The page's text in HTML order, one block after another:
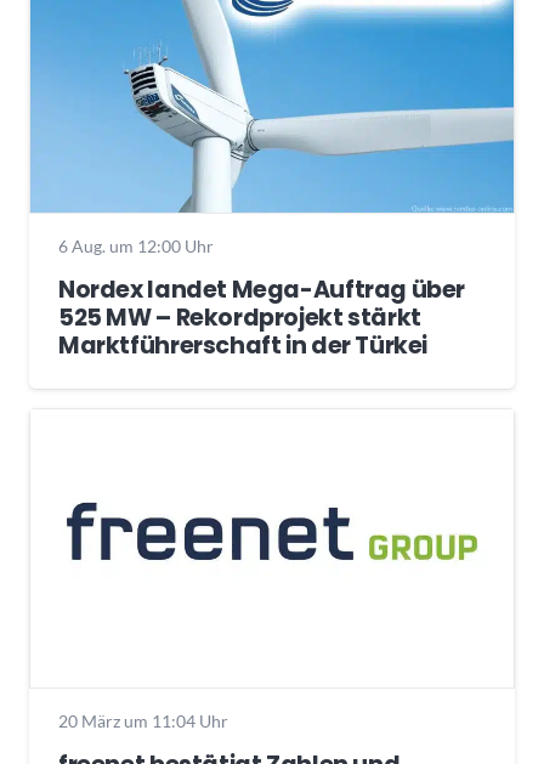
6 Aug. um 12:00 Uhr
Nordex landet Mega-Auftrag über
525 MW – Rekordprojekt stärkt
Marktführerschaft in der Türkei
20 März um 11:04 Uhr